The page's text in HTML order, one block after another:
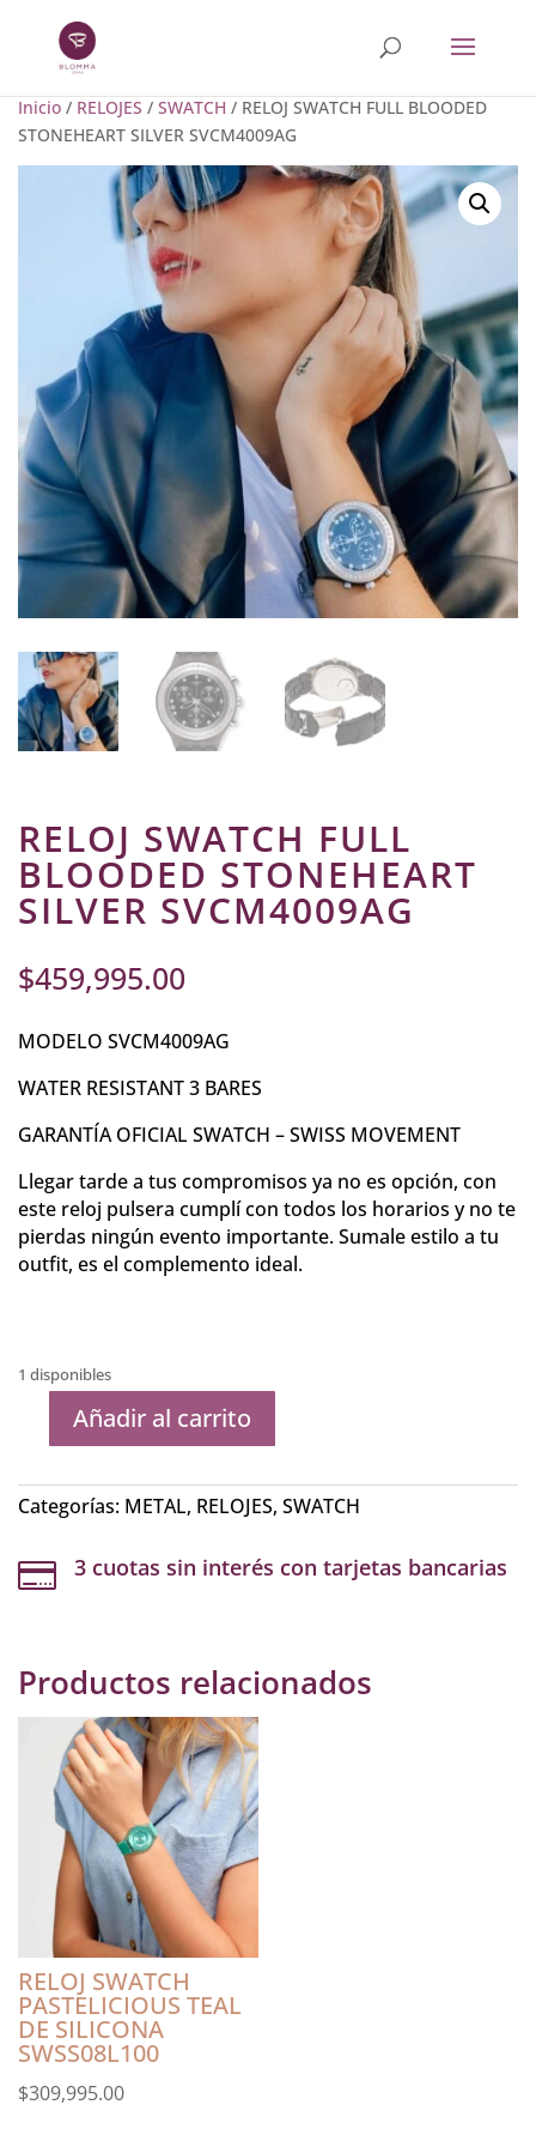
Inicio / RELOJES / SWATCH / RELOJ SWATCH FULL BLOODED
STONEHEART SILVER SVCM4009AG
RELOJ SWATCH FULL
BLOODED STONEHEART
SILVER SVCM4009AG
$459,995.00
MODELO SVCM4009AG
WATER RESISTANT 3 BARES
GARANTÍA OFICIAL SWATCH – SWISS MOVEMENT
Llegar tarde a tus compromisos ya no es opción, con
este reloj pulsera cumplí con todos los horarios y no te
pierdas ningún evento importante. Sumale estilo a tu
outfit, es el complemento ideal.
1 disponibles
FULL
BLOODED
SILVER
SVCM4009AG
Añadir al carrito
Categorías: METAL, RELOJES, SWATCH
 3 cuotas sin interés con tarjetas bancarias
Productos relacionados
RELOJ SWATCH
PASTELICIOUS TEAL
DE SILICONA
SWSS08L100
$309,995.00